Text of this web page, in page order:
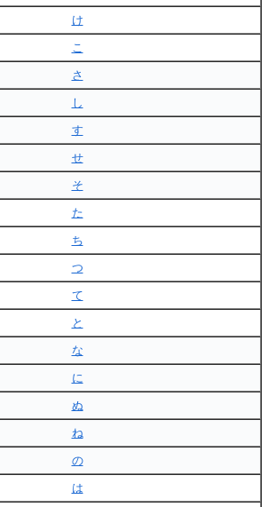
け
こ
さ
し
す
せ
そ
た
ち
つ
て
と
な
に
ぬ
ね
の
は